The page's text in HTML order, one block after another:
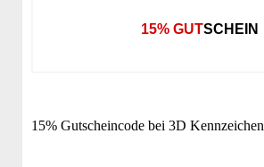
15% GUTSCHEIN
15% Gutscheincode bei 3D Kennzeichen